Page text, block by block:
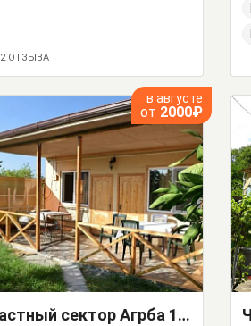
2 ОТЗЫВА
в августе
от 2000₽
Частный сектор Агрба 1-й тупик 1/а